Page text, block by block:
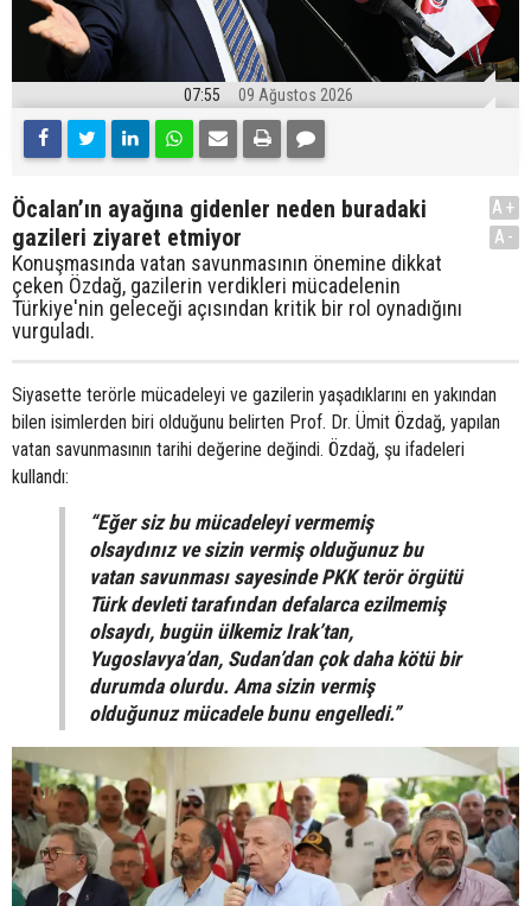
07:55 09 Ağustos 2026
Öcalan’ın ayağına gidenler neden buradaki
gazileri ziyaret etmiyor
Konuşmasında vatan savunmasının önemine dikkat
çeken Özdağ, gazilerin verdikleri mücadelenin
Türkiye'nin geleceği açısından kritik bir rol oynadığını
vurguladı.
A+
A-
Siyasette terörle mücadeleyi ve gazilerin yaşadıklarını en yakından
bilen isimlerden biri olduğunu belirten Prof. Dr. Ümit Özdağ, yapılan
vatan savunmasının tarihi değerine değindi. Özdağ, şu ifadeleri
kullandı:
“Eğer siz bu mücadeleyi vermemiş
olsaydınız ve sizin vermiş olduğunuz bu
vatan savunması sayesinde PKK terör örgütü
Türk devleti tarafından defalarca ezilmemiş
olsaydı, bugün ülkemiz Irak’tan,
Yugoslavya’dan, Sudan’dan çok daha kötü bir
durumda olurdu. Ama sizin vermiş
olduğunuz mücadele bunu engelledi.”